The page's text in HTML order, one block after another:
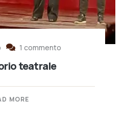
1 commento
teatrale
MORE